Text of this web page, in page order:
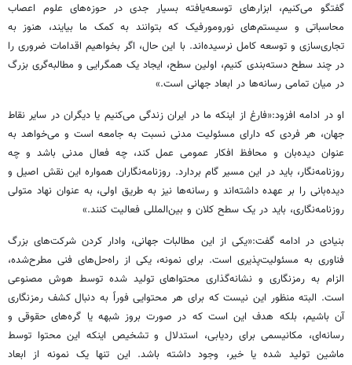
گفتگو می‌کنیم، ابزارهای توسعه‌یافته بسیار جدی در حوزه‌های علوم اعصاب
محاسباتی و سیستم‌های نورومورفیک که بتوانند به کمک ما بیایند، هنوز به
تجاری‌سازی و توسعه کامل نرسیده‌اند. با این حال، اگر بخواهیم اقدامات ضروری را
در چند سطح دسته‌بندی کنیم، اولین سطح، ایجاد یک همگرایی و مطالبه‌گری بزرگ
در میان تمامی رسانه‌ها در ابعاد جهانی است.»
او در ادامه افزود:«فارغ از اینکه ما در ایران زندگی می‌کنیم یا دیگران در سایر نقاط
جهان، هر فردی که دارای مسئولیت مدنی نسبت به جامعه است و می‌خواهد به
عنوان دیده‌بان و محافظ افکار عمومی عمل کند، چه فعال مدنی باشد و چه
روزنامه‌نگار، باید در این مسیر گام بردارد. روزنامه‌نگاران همواره این نقش اصیل و
دیده‌بانی را بر عهده داشته‌اند و رسانه‌ها نیز به طریق اولی، به عنوان نهاد متولی
روزنامه‌نگاری، باید در یک سطح کلان و بین‌المللی فعالیت کنند.»
بنیادی در ادامه گفت:«یکی از این مطالبات جهانی، وادار کردن شرکت‌های بزرگ
فناوری به مسئولیت‌پذیری است. برای نمونه، یکی از راه‌حل‌های فنی مطرح‌شده،
الزام به رمزنگاری و نشانه‌گذاری محتواهای تولید شده توسط هوش مصنوعی
است. البته منظور این نیست که برای هر محتوایی فوراً به دنبال کشف رمزنگاری
آن باشیم، بلکه هدف این است که در صورت بروز شبهه یا گره‌های حقوقی و
رسانه‌ای، مکانیسمی برای ردیابی، استدلال و تشخیص اینکه این محتوا توسط
ماشین تولید شده یا خیر، وجود داشته باشد. این تنها یک نمونه از ابعاد